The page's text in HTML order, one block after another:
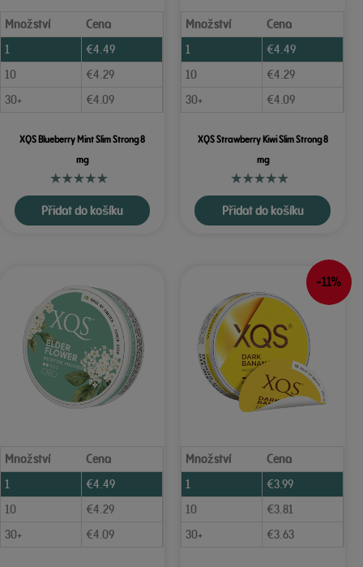
Množství
Cena
1
€4.49
10
€4.29
30+
€4.09
XQS Blueberry Mint Slim Strong 8
mg
Přidat do košíku
Množství
Cena
1
€4.49
10
€4.29
30+
€4.09
XQS Strawberry Kiwi Slim Strong 8
mg
Přidat do košíku
Množství
Cena
1
€4.49
10
€4.29
30+
€4.09
-11%
Množství
Cena
1
€3.99
10
€3.81
30+
€3.63